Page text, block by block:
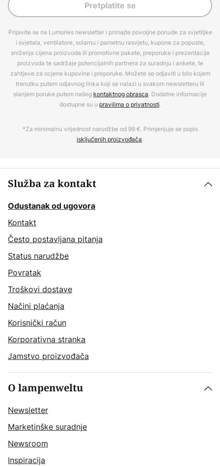
Pretplatite se
Prijavite se na Lumories newsletter i primajte povoljne ponude za svjetiljke
i svjetala, ventilatore, solarnu i pametnu rasvjetu, kupone za popuste,
sniženja cijena proizvoda ili promotivne pakete, preporuke i prezentacije
proizvoda te sadržaje potencijalnih partnera za suradnju i ankete, te
zahtjeve za ocjene kupovine i preporuke. Možete se odjaviti u bilo kojem
trenutku putem odjavnog linka koji se nalazi u svakom newsletteru ili
slanjem poruke putem našeg kontaktnog obrasca. Dodatne informacije
dostupne su u pravilima o privatnosti.
*Za minimalnu vrijednost narudžbe od 99 €. Primjenjuje se popis
isključenih proizvođača.
Služba za kontakt
Odustanak od ugovora
Kontakt
Često postavljana pitanja
Status narudžbe
Povratak
Troškovi dostave
Načini plaćanja
Korisnički račun
Korporativna stranka
Jamstvo proizvođača
O lampenweltu
Newsletter
Marketinške suradnje
Newsroom
Inspiracija